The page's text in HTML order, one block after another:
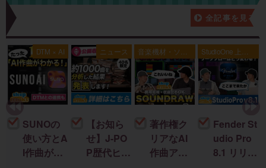
新着記事一覧 全記事を見る
DTM × AI
SUNOの
使い方とA
I作曲がわ
ニュース
【お知ら
せ】J-PO
P歴代ヒッ
音楽機材・ソフ
ト
著作権ク
リアなAI
作曲アプ
StudioOne 上級
者編
Fender St
udio Pro
8.1 リリー